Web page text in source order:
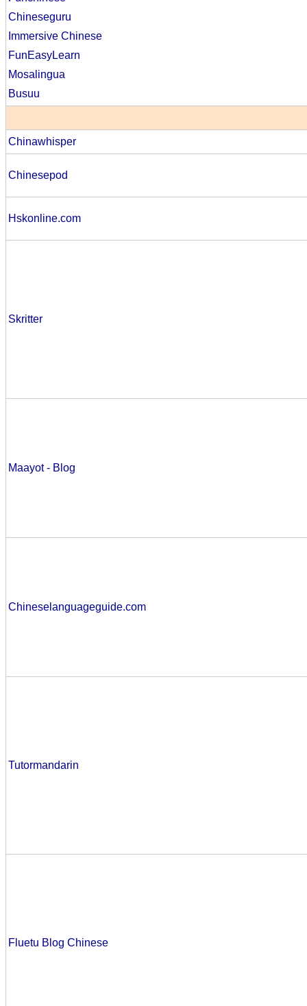
Chineseguru
Immersive Chinese
FunEasyLearn
Mosalingua
Busuu
Chinawhisper
Chinesepod
Hskonline.com
Skritter
Maayot - Blog
Chineselanguageguide.com
Tutormandarin
Fluetu Blog Chinese